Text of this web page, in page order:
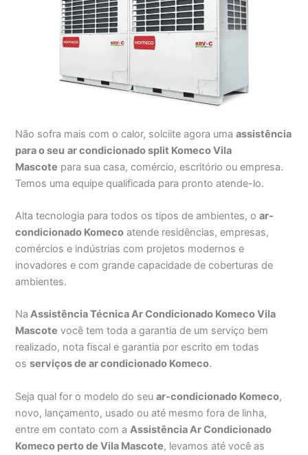
Não sofra mais com o calor, solciite agora umaassistência
para o seu ar condicionado split Komeco Vila
Mascote para sua casa, comércio, escritório ou empresa.
Temos uma equipe qualificada para pronto atende-lo.
Alta tecnologia para todos os tipos de ambientes, oar-
condicionado Komeco atende residências, empresas,
comércios e indústrias com projetos modernos e
inovadores e com grande capacidade de coberturas de
ambientes.
Na Assistência Técnica Ar Condicionado Komeco Vila
Mascote você tem toda a garantia de um serviço bem
realizado, nota fiscal e garantia por escrito em todas
osserviços de ar condicionado Komeco.
Seja qual for o modelo do seuar-condicionado Komeco,
novo, lançamento, usado ou até mesmo fora de linha,
entre em contato com a Assistência Ar Condicionado
Komeco perto de Vila Mascote, levamos até você as